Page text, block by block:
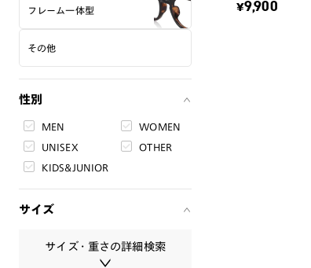
フレーム一体型
その他
性別
MEN WOMEN
UNISEX OTHER
KIDS&JUNIOR
サイズ
サイズ・重さの詳細検索
¥9,900